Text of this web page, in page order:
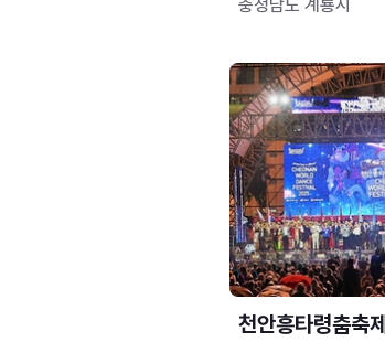
충청남도 계룡시
천안흥타령춤축제